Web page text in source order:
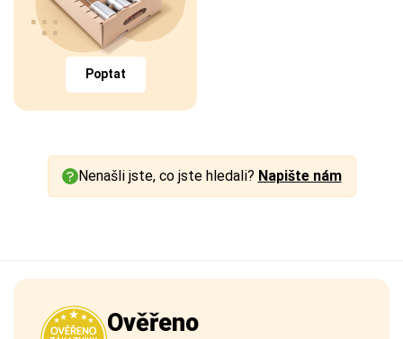
Poptat
Nenašli jste, co jste hledali? Napište nám
Ověřeno